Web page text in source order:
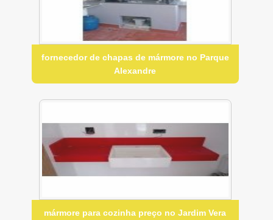
fornecedor de chapas de mármore no Parque
Alexandre
mármore para cozinha preço no Jardim Vera